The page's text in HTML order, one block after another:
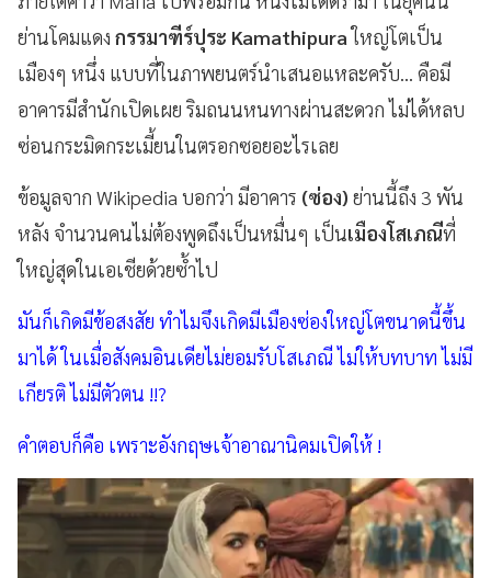
ย่านโคมแดง กรรมาฑีร์ปุระ Kamathipuraใหญ่โตเป็น
เมืองๆ หนึ่ง แบบที่ในภาพยนตร์นำเสนอแหละครับ... คือมี
อาคารมีสำนักเปิดเผย ริมถนนหนทางผ่านสะดวก ไม่ได้หลบ
ซ่อนกระมิดกระเมี้ยนในตรอกซอยอะไรเลย
ข้อมูลจาก Wikipedia บอกว่า มีอาคาร (ซ่อง) ย่านนี้ถึง 3 พัน
หลัง จำนวนคนไม่ต้องพูดถึงเป็นหมื่นๆ เป็นเมืองโสเภณีที่
ใหญ่สุดในเอเชียด้วยซ้ำไป
มันก็เกิดมีข้อสงสัย ทำไมจึงเกิดมีเมืองซ่องใหญ่โตขนาดนี้ขึ้น
มาได้ ในเมื่อสังคมอินเดียไม่ยอมรับโสเภณี ไม่ให้บทบาท ไม่มี
เกียรติ ไม่มีตัวตน !!?
คำตอบก็คือ เพราะอังกฤษเจ้าอาณานิคมเปิดให้ !